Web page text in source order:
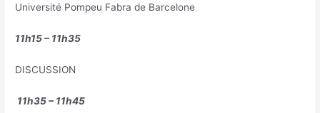
Université Pompeu Fabra de Barcelone
11h15 – 11h35
DISCUSSION
11h35 – 11h45